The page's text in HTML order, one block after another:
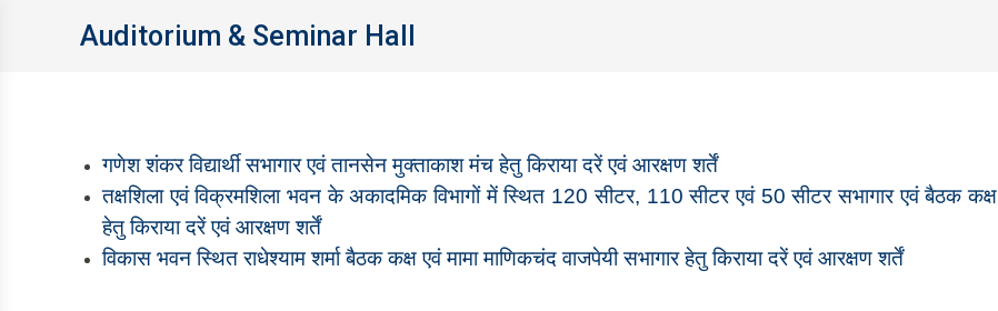
Auditorium & Seminar Hall
गणेश शंकर विद्यार्थी सभागार एवं तानसेन मुक्‍ताकाश मंच हेतु किराया दरें एवं आरक्षण शर्तें
तक्षशिला एवं विक्रमशिला भवन के अका‍दमिक विभागों में स्थि‍त 120 सीटर, 110 सीटर एवं 50 सीटर सभागार एवं बैठक कक्ष
हेतु किराया दरें एवं आरक्षण शर्तें
विकास भवन स्थित राधेश्‍याम शर्मा बैठक कक्ष एवं मामा माणिकचंद वाजपेयी सभागार हेतु किराया दरें एवं आरक्षण शर्तें